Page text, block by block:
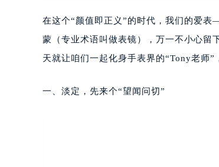
在这个“颜值即正义”的时代，我们的爱
蒙（专业术语叫做表镜），万一不小心留
天就让咱们一起化身手表界的“Tony老师
一、淡定，先来个“望闻问切”